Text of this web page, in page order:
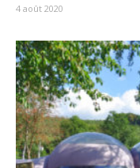
4 août 2020